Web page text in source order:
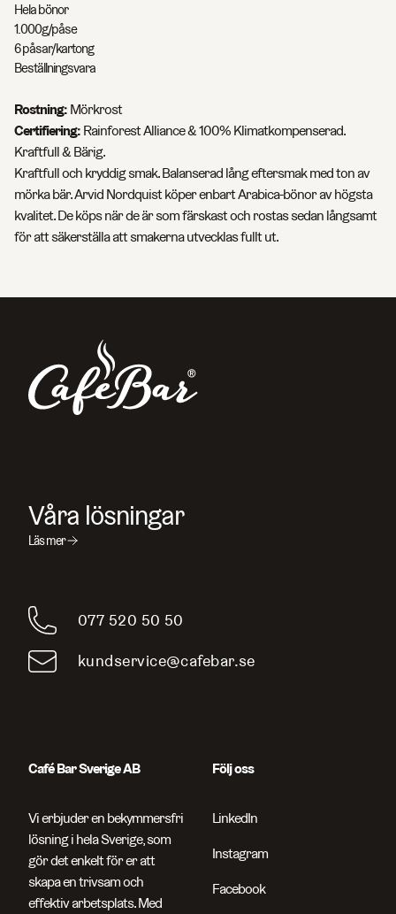
Hela bönor
1.000g/påse
6 påsar/kartong
Beställningsvara
Rostning:Mörkrost
Certifiering:Rainforest Alliance & 100% Klimatkompenserad.
Kraftfull & Bärig.
Kraftfull och kryddig smak. Balanserad lång eftersmak med ton av
mörka bär. Arvid Nordquist köper enbart Arabica-bönor av högsta
kvalitet. De köps när de är som färskast och rostas sedan långsamt
för att säkerställa att smakerna utvecklas fullt ut.
Våra lösningar
Läs mer
077 520 50 50
kundservice@cafebar.se
Café Bar Sverige AB
Vi erbjuder en bekymmersfri
lösning i hela Sverige, som
gör det enkelt för er att
skapa en trivsam och
effektiv arbetsplats. Med
Följ oss
LinkedIn
Instagram
Facebook